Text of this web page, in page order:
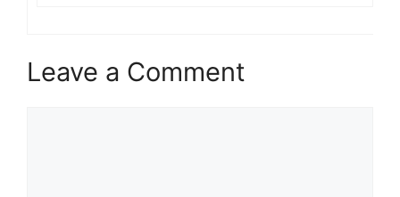
Leave a Comment